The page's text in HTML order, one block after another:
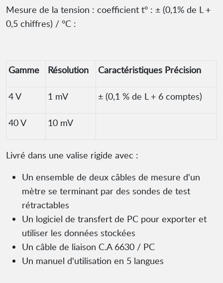
Mesure de la tension : coefficient t° : ± (0,1% de L +
0,5 chiffres) / °C :
Gamme Résolution Caractéristiques Précision
4 V 1 mV ± (0,1 % de L + 6 comptes)
40 V 10 mV
Livré dans une valise rigide avec :
Un ensemble de deux câbles de mesure d'un
mètre se terminant par des sondes de test
rétractables
Un logiciel de transfert de PC pour exporter et
utiliser les données stockées
Un câble de liaison C.A 6630 / PC
Un manuel d'utilisation en 5 langues